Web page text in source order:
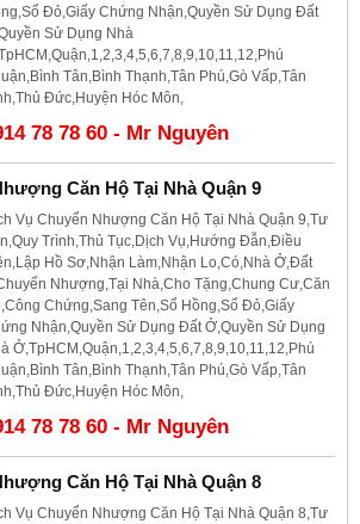
Đỏ,Giấy Chứng Nhận,Quyền Sử Dụng Đất
Sử Dụng Nhà
Tân,Bình Thạnh,Tân Phú,Gò Vấp,Tân
Đức,Huyện Hóc Môn,
78 78 60 - Mr Nguyên
Căn Hộ Tại Nhà Quận 9
Vụ Chuyển Nhượng Căn Hộ Tại Nhà Quận 9,Tư
Trình,Thủ Tục,Dịch Vụ,Hướng Đẫn,Điều
Hồ Sơ,Nhận Làm,Nhận Lo,Có,Nhà Ở,Đất
Nhượng,Tại Nhà,Cho Tặng,Chung Cư,Căn
Chứng,Sang Tên,Sổ Hồng,Sổ Đỏ,Giấy
Nhận,Quyền Sử Dụng Đất Ở,Quyền Sử Dụng
Ở,TpHCM,Quận,1,2,3,4,5,6,7,8,9,10,11,12,Phú
Tân,Bình Thạnh,Tân Phú,Gò Vấp,Tân
Đức,Huyện Hóc Môn,
78 78 60 - Mr Nguyên
Căn Hộ Tại Nhà Quận 8
Vụ Chuyển Nhượng Căn Hộ Tại Nhà Quận 8,Tư